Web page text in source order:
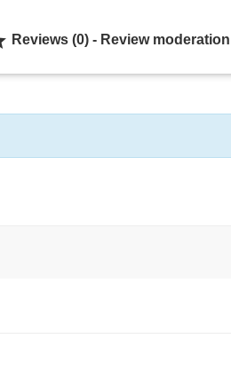
Reviews (0) - Review moderation